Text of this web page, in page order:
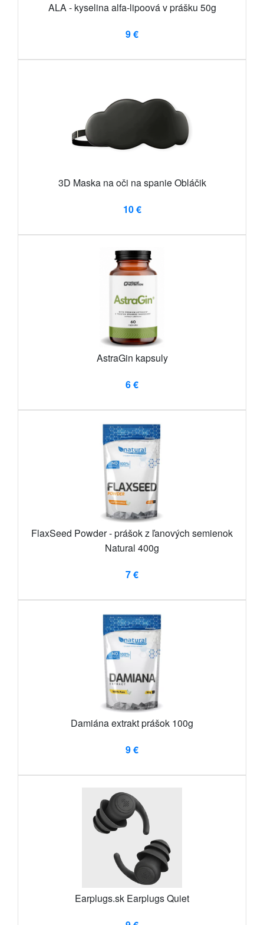
ALA - kyselina alfa-lipoová v prášku 50g
9 €
3D Maska na oči na spanie Obláčik
10 €
AstraGin kapsuly
6 €
FlaxSeed Powder - prášok z ľanových semienok
Natural 400g
7 €
Damiána extrakt prášok 100g
9 €
Earplugs.sk Earplugs Quiet